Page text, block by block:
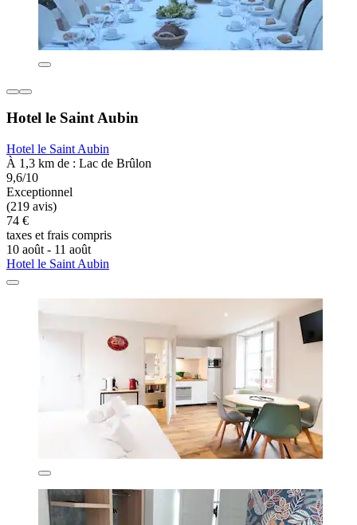
Hotel le Saint Aubin
Hotel le Saint Aubin
À 1,3 km de : Lac de Brûlon
9,6/10
Exceptionnel
(219 avis)
74 €
taxes et frais compris
10 août - 11 août
Hotel le Saint Aubin